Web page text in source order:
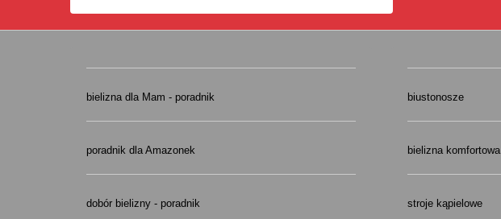
bielizna dla Mam - poradnik
poradnik dla Amazonek
dobór bielizny - poradnik
biustonosze
bielizna komfortowa
stroje kąpielowe